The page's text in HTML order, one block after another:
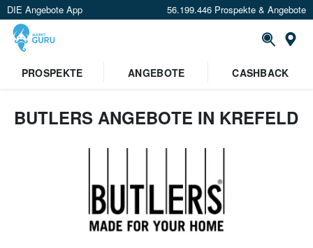
DIE Angebote App 56.199.446 Prospekte & Angebote
PROSPEKTE
ANGEBOTE CASHBACK
BUTLERS ANGEBOTE IN KREFELD